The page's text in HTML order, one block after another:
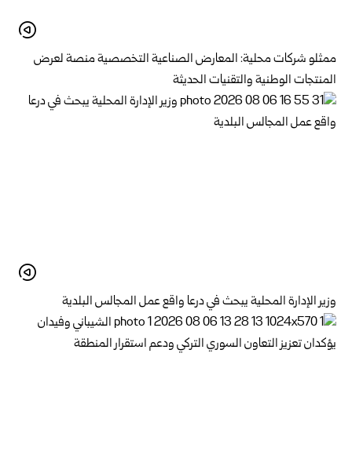
ممثلو شركات محلية: المعارض الصناعية التخصصية منصة لعرض
المنتجات الوطنية والتقنيات الحديثة
وزير الإدارة المحلية يبحث في درعا واقع عمل المجالس البلدية